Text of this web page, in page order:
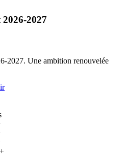
2027
2027. Une ambition renouvelée